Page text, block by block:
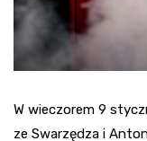
W wieczorem 9
ze Swarzędza i